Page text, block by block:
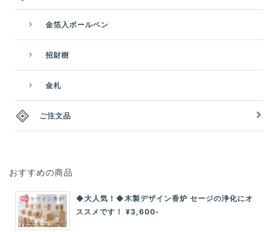
金箔入ボールペン
招財樹
金札
ご注文品
おすすめの商品
◆大人気！◆木製デザイン香炉 セージの浄化にオ
ススメです！ ¥3,600-